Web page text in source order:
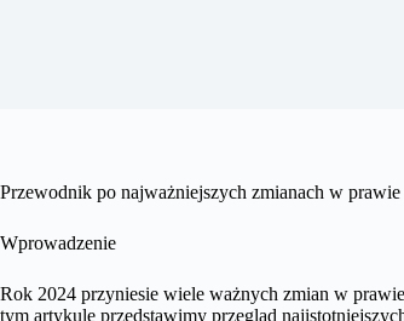
Przewodnik po najważniejszych zmianach w
Wprowadzenie
Rok 2024 przyniesie wiele ważnych zmian w
tym artykule przedstawimy przegląd